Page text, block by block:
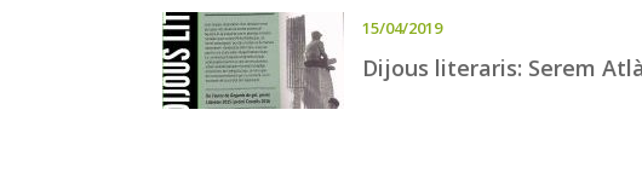
15/04/2019
Dijous literaris: Serem